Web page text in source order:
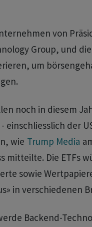
von
Group, und
um
noch in diesem
einschliesslich der
wie Trump Media
mitteilte. Die ETFs
sowie
in verschiedenen
Backend-